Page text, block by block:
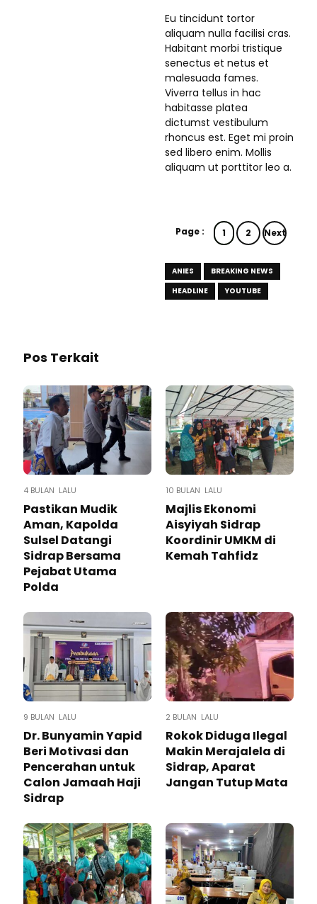
Eu tincidunt tortor
aliquam nulla facilisi cras.
Habitant morbi tristique
senectus et netus et
malesuada fames.
Viverra tellus in hac
habitasse platea
dictumst vestibulum
rhoncus est. Eget mi proin
sed libero enim. Mollis
aliquam ut porttitor leo a.
Page : 1 2 Next
ANIES
BREAKING NEWS
HEADLINE
YOUTUBE
Pos Terkait
4 BULAN LALU
Pastikan Mudik
Aman, Kapolda
Sulsel Datangi
Sidrap Bersama
Pejabat Utama
Polda
10 BULAN LALU
Majlis Ekonomi
Aisyiyah Sidrap
Koordinir UMKM di
Kemah Tahfidz
9 BULAN LALU
Dr. Bunyamin Yapid
Beri Motivasi dan
Pencerahan untuk
Calon Jamaah Haji
Sidrap
2 BULAN LALU
Rokok Diduga Ilegal
Makin Merajalela di
Sidrap, Aparat
Jangan Tutup Mata